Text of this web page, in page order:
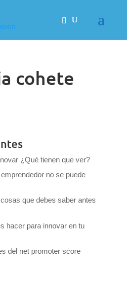
cohete
¿Qué tienen que ver?
no se puede
que debes saber antes
hacer para innovar en tu
del net promoter score